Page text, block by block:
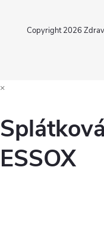
Copyright 2026
×
ESSOX